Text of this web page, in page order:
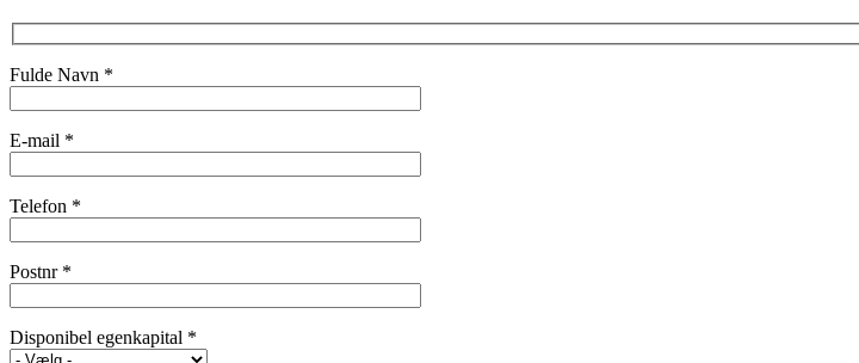
Fulde Navn *
E-mail *
Telefon *
Postnr *
Disponibel egenkapital *